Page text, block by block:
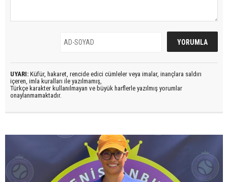
UYARI: Küfür, hakaret, rencide edici cümleler veya imalar, inançlara saldırı
içeren, imla kuralları ile yazılmamış,
Türkçe karakter kullanılmayan ve büyük harflerle yazılmış yorumlar
onaylanmamaktadır.